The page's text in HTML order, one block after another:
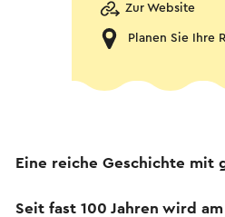
Zur Website
Planen Sie Ihre
Eine reiche Geschichte mit
Seit fast 100 Jahren wird